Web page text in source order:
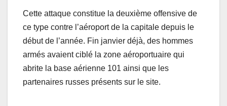
Cette attaque constitue la deuxième offensive de
ce type contre l’aéroport de la capitale depuis le
début de l’année. Fin janvier déjà, des hommes
armés avaient ciblé la zone aéroportuaire qui
abrite la base aérienne 101 ainsi que les
partenaires russes présents sur le site.